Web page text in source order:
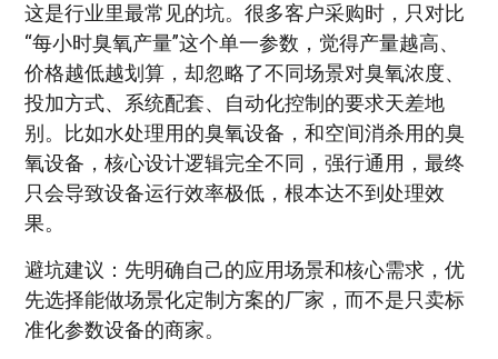
这是行业里最常见的坑。很多客户采购时，只对比
“每小时臭氧产量”这个单一参数，觉得产量越高、
价格越低越划算，却忽略了不同场景对臭氧浓度、
投加方式、系统配套、自动化控制的要求天差地
别。比如水处理用的臭氧设备，和空间消杀用的臭
氧设备，核心设计逻辑完全不同，强行通用，最终
只会导致设备运行效率极低，根本达不到处理效
果。
避坑建议：先明确自己的应用场景和核心需求，优
先选择能做场景化定制方案的厂家，而不是只卖标
准化参数设备的商家。